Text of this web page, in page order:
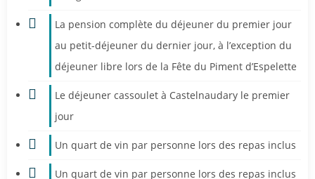
La pension complète du déjeuner du premier jour
au petit-déjeuner du dernier jour, à l’exception du
déjeuner libre lors de la Fête du Piment d’Espelette
Le déjeuner cassoulet à Castelnaudary le premier
jour
Un quart de vin par personne lors des repas inclus
Un quart de vin par personne lors des repas inclus